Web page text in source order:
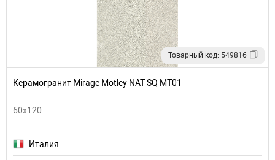
Товарный код: 549816
Керамогранит Mirage Motley NAT SQ MT01
60x120
Италия